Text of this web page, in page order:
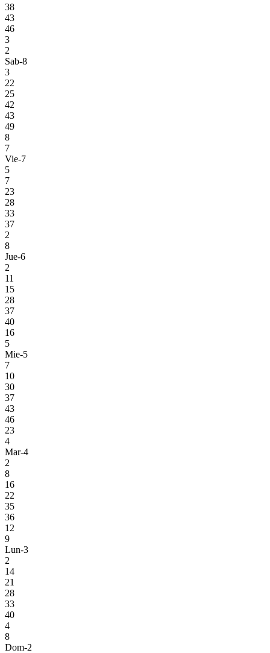
38
43
46
3
2
Sab-8
3
22
25
42
43
49
8
7
Vie-7
5
7
23
28
33
37
2
8
Jue-6
2
11
15
28
37
40
16
5
Mie-5
7
10
30
37
43
46
23
4
Mar-4
2
8
16
22
35
36
12
9
Lun-3
2
14
21
28
33
40
4
8
Dom-2